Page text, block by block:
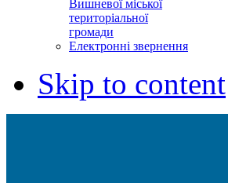
Вишневої міської
територіальної
громади
Електронні звернення
Skip to content